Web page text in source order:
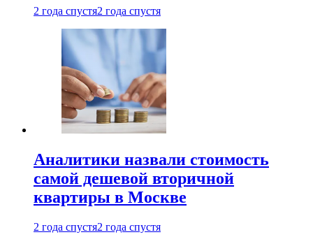
2 года спустя2 года спустя
Аналитики назвали стоимость
самой дешевой вторичной
квартиры в Москве
2 года спустя2 года спустя